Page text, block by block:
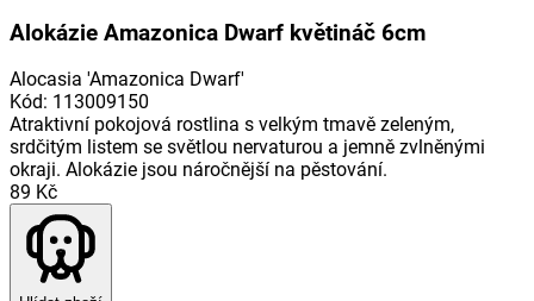
Alokázie Amazonica Dwarf květináč 6cm
Alocasia 'Amazonica Dwarf'
Kód: 113009150
Atraktivní pokojová rostlina s velkým tmavě zeleným,
srdčitým listem se světlou nervaturou a jemně zvlněnými
okraji. Alokázie jsou náročnější na pěstování.
89 Kč